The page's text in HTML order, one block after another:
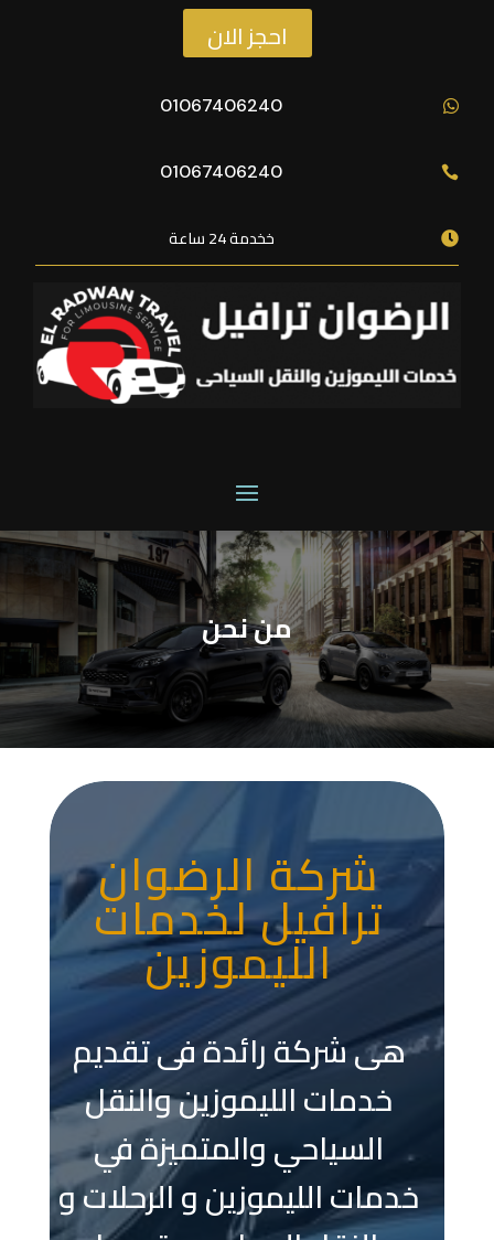
احجز الان

01067406240

01067406240
 خخدمة 24 ساعة
من نحن
شركة الرضوان
ترافيل لخدمات
الليموزين
هى شركة رائدة فى تقديم
خدمات الليموزين والنقل
السياحي والمتميزة في
خدمات الليموزين و الرحلات و